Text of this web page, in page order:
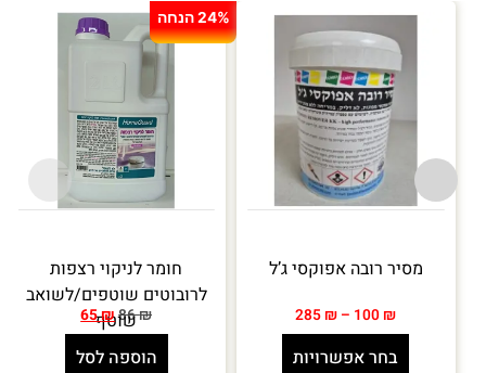
24% הנחה
חומר לניקוי רצפות
לרובוטים שוטפים/לשואב
שוטף
86₪
65₪
הוספה לסל
מסיר רובה אפוקסי ג’ל
100 ₪
–
285 ₪
בחר אפשרויות